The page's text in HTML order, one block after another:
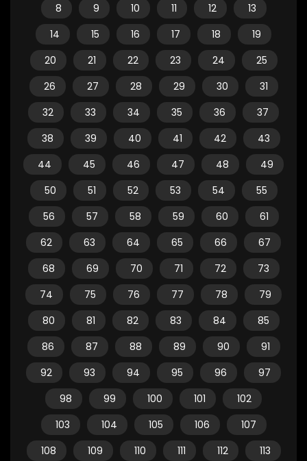
8
9 10 11 12
13
14
15 16 17 18
19
20
21 22 23 24
25
26
27 28 29 30
31
32
33 34 35 36
37
38
39 40 41 42
43
44
45 46 47 48
49
50
51 52 53 54
55
56
57 58 59 60
61
62
63 64 65 66
67
68
69 70 71 72
73
74
75 76 77 78
79
80
81 82 83 84
85
86
87 88 89 90
91
92
93 94 95 96
97
98
99 100 101
102
103
104 105 106
107
108
109 110 111 112
113